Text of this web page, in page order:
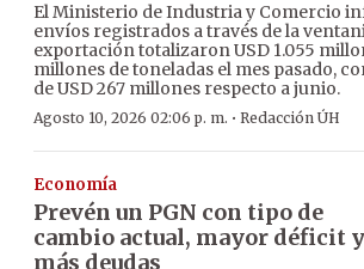
El Ministerio de Industria y Comercio
envíos registrados a través de la
exportación totalizaron USD 1.055
millones de toneladas el mes pasado,
de USD 267 millones respecto a junio.
Agosto 10, 2026 02:06 p. m. · Redacción ÚH
Economía
Prevén un PGN con tipo de
cambio actual, mayor déficit y
más deudas